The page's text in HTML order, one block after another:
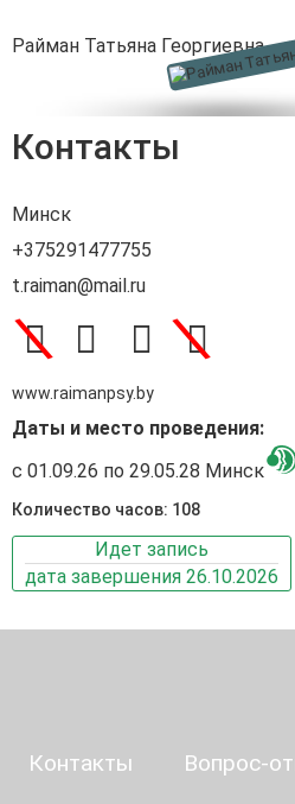
Райман Татьяна Георгиевна
Контакты
Минск
+375291477755
t.raiman@mail.ru
\ \
www.raimanpsy.by
Даты и место проведения:
с 01.09.26 по 29.05.28 Минск
Количество часов: 108
Идет запись
дата завершения 26.10.2026
Контакты Вопрос-